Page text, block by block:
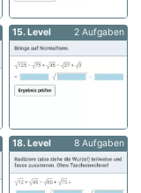
15. Level 2 Aufgaben
18. Level 8 Aufgaben